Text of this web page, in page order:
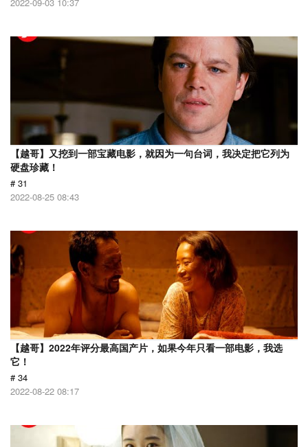
【越哥】又挖到一部宝藏电影，就因为一句台词，我决定把它列为
硬盘珍藏！
# 31
2022-08-25 08:43
【越哥】2022年评分最高国产片，如果今年只看一部电影，我选
它！
# 34
2022-08-22 08:17